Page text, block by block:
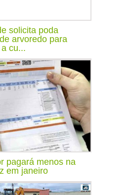
solicita poda
arvoredo para
cu...
pagará menos na
em janeiro